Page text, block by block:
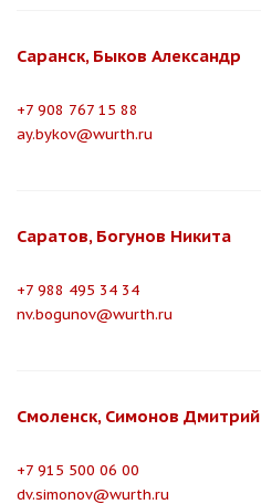
Саранск, Быков Александр
+7 908 767 15 88
ay.bykov@wurth.ru
Саратов, Богунов Никита
+7 988 495 34 34
nv.bogunov@wurth.ru
Смоленск, Симонов Дмитрий
+7 915 500 06 00
dv.simonov@wurth.ru